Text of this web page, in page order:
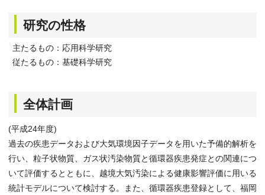
研究の性格
主たるもの：応用科学研究
従たるもの：基礎科学研究
全体計画
(平成24年度)
過去の疾患データおよび大気環境因子データを用いた予備的解析を
行い、粒子状物質、ガス状汚染物質と循環器疾患発症との関連につ
いて評価するとともに、越境大気汚染による健康影響評価に用いる
統計モデルについて検討する。また、循環器疾患登録として、福岡